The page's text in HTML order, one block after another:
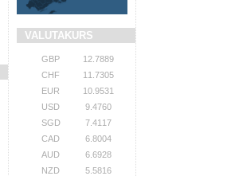
VALUTAKURS
GBP
12.7889
CHF
11.7305
EUR
10.9531
USD
9.4760
SGD
7.4117
CAD
6.8004
AUD
6.6928
NZD
5.5816